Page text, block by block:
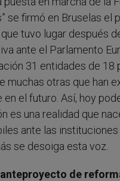
se firmó en Bruselas el
tuvo lugar después
ante el Parlamento
31 entidades de 18
muchas otras que han
en el futuro. Así, hoy
es una realidad que
ante las instituciones
se desoiga esta voz.
de